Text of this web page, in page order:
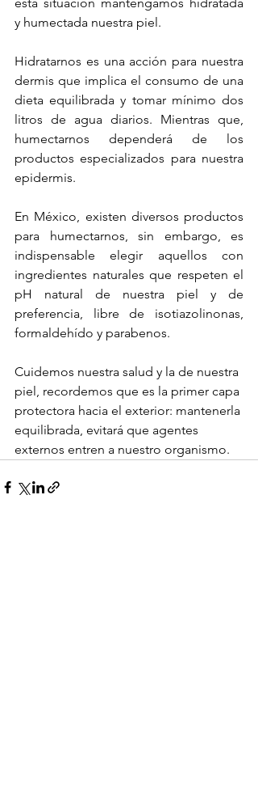
esta situación mantengamos hidratada
y humectada nuestra piel.
Hidratarnos es una acción para nuestra
dermis que implica el consumo de una
dieta equilibrada y tomar mínimo dos
litros de agua diarios. Mientras que,
humectarnos dependerá de los
productos especializados para nuestra
epidermis.
En México, existen diversos productos
para humectarnos, sin embargo, es
indispensable elegir aquellos con
ingredientes naturales que respeten el
pH natural de nuestra piel y de
preferencia, libre de isotiazolinonas,
formaldehído y parabenos.
Cuidemos nuestra salud y la de nuestra
piel, recordemos que es la primer capa
protectora hacia el exterior: mantenerla
equilibrada, evitará que agentes
externos entren a nuestro organismo.